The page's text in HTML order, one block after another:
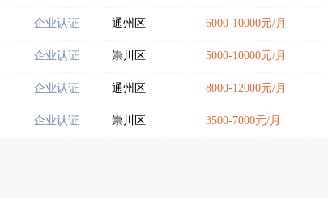
企业认证 通州区 6000-10000元/月
企业认证 崇川区 5000-10000元/月
企业认证 通州区 8000-12000元/月
企业认证 崇川区 3500-7000元/月